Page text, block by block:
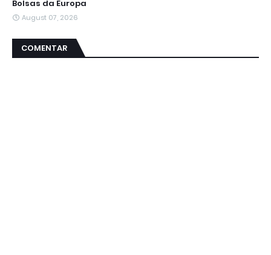
Bolsas da Europa
August 07, 2026
COMENTAR